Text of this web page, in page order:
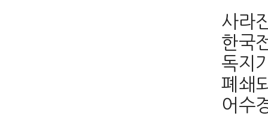
사라
한국
독지
폐쇄
어수